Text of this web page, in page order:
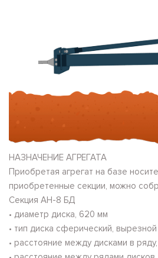
НАЗНАЧЕНИЕ АГРЕГАТА
Приобретая агрегат на базе
приобретенные секции, можно
Секция АН-8 БД
• диаметр диска, 620 мм
• тип диска сферический, вырезной
• расстояние между дисками в